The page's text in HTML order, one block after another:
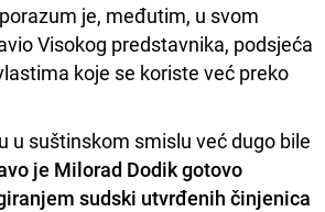
je, međutim, u svom
Visokog predstavnika, podsjeća
koje se koriste već preko
u suštinskom smislu već dugo bile
je Milorad Dodik gotovo
sudski utvrđenih činjenica